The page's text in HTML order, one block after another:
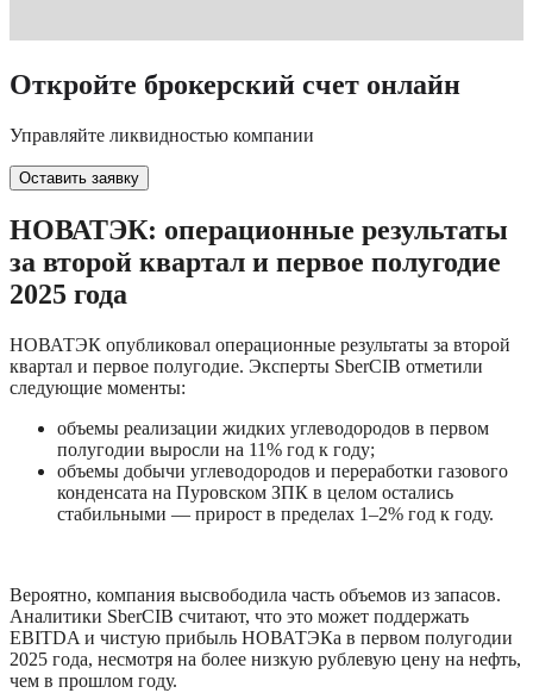
Откройте брокерский счет онлайн
Управляйте ликвидностью компании
Оставить заявку
НОВАТЭК: операционные результаты
за второй квартал и первое полугодие
2025 года
НОВАТЭК опубликовал операционные результаты за второй
квартал и первое полугодие. Эксперты SberCIB отметили
следующие моменты:
объемы реализации жидких углеводородов в первом
полугодии выросли на 11% год к году;
объемы добычи углеводородов и переработки газового
конденсата на Пуровском ЗПК в целом остались
стабильными — прирост в пределах 1–2% год к году.
Вероятно, компания высвободила часть объемов из запасов.
Аналитики SberCIB считают, что это может поддержать
EBITDA и чистую прибыль НОВАТЭКа в первом полугодии
2025 года, несмотря на более низкую рублевую цену на нефть,
чем в прошлом году.